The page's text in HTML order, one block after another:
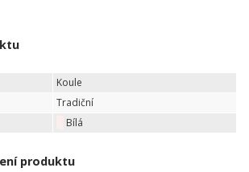
Koule
Tradiční
Bílá
produktu